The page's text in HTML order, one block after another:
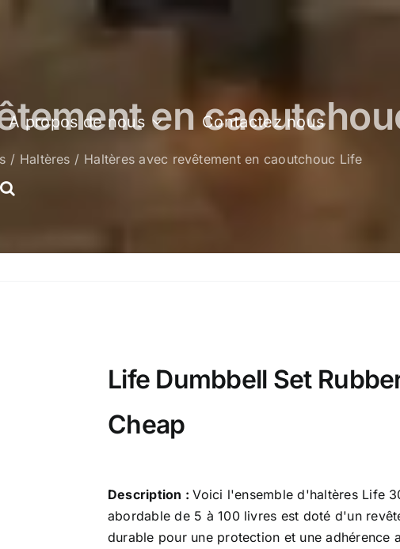
A propos de nous Contactez nous
en
Haltères Haltères avec revêtement en caoutchouc Life
Life Dumbbell Set
Cheap
Description :Voici l'ensemble d'haltères Life
abordable de 5 à 100 livres est doté d'un
durable pour une protection et une adhérence